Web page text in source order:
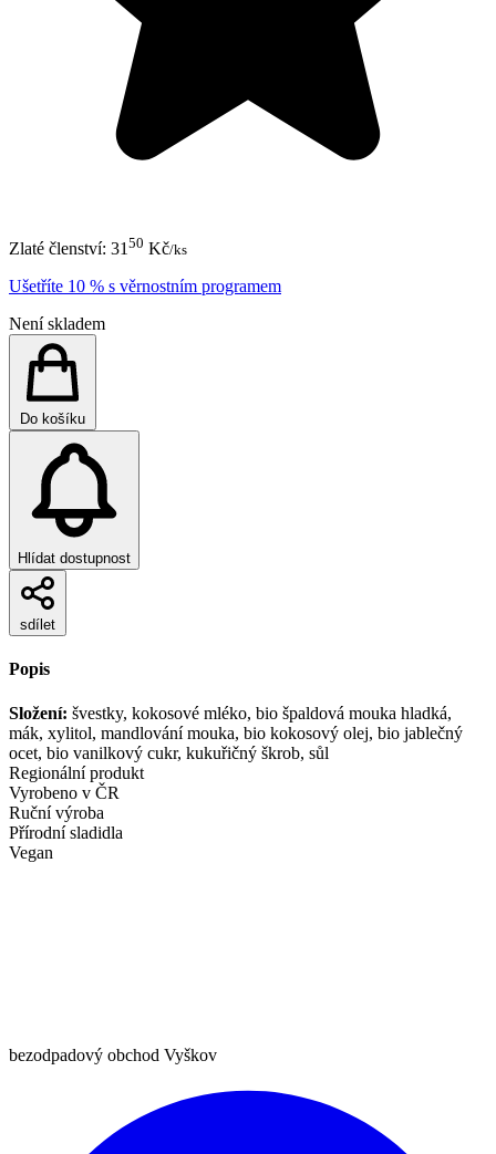
Zlaté členství: 31 50 Kč/ks
Ušetříte 10 % s věrnostním programem
Není skladem
Do košíku
Hlídat dostupnost
sdílet
Popis
Složení: švestky, kokosové mléko, bio špaldová mouka hladká,
mák, xylitol, mandlování mouka, bio kokosový olej, bio jablečný
ocet, bio vanilkový cukr, kukuřičný škrob, sůl
Regionální produkt
Vyrobeno v ČR
Ruční výroba
Přírodní sladidla
Vegan
bezodpadový obchod Vyškov